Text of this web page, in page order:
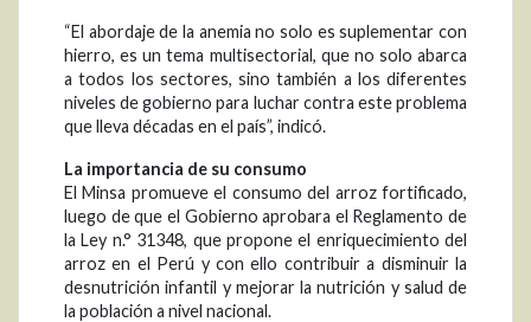
“El abordaje de la anemia no solo es suplementar con
hierro, es un tema multisectorial, que no solo abarca
a todos los sectores, sino también a los diferentes
niveles de gobierno para luchar contra este problema
que lleva décadas en el país”, indicó.
La importancia de su consumo
El Minsa promueve el consumo del arroz fortificado,
luego de que el Gobierno aprobara el Reglamento de
la Ley n.° 31348, que propone el enriquecimiento del
arroz en el Perú y con ello contribuir a disminuir la
desnutrición infantil y mejorar la nutrición y salud de
la población a nivel nacional.